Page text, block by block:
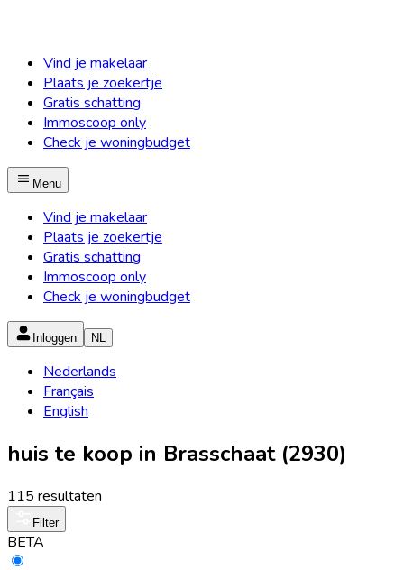
Vind je makelaar
Plaats je zoekertje
Gratis schatting
Immoscoop only
Check je woningbudget
Menu
Vind je makelaar
Plaats je zoekertje
Gratis schatting
Immoscoop only
Check je woningbudget
Inloggen NL
Nederlands
Français
English
huis te koop in Brasschaat (2930)
115 resultaten
Filter
BETA